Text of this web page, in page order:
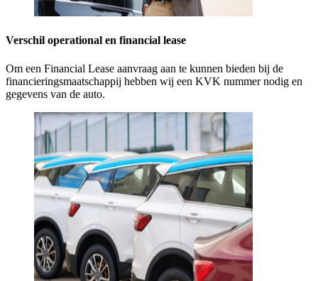
Verschil operational en financial lease
Om een Financial Lease aanvraag aan te kunnen bieden bij de
financieringsmaatschappij hebben wij een KVK nummer nodig en
gegevens van de auto.